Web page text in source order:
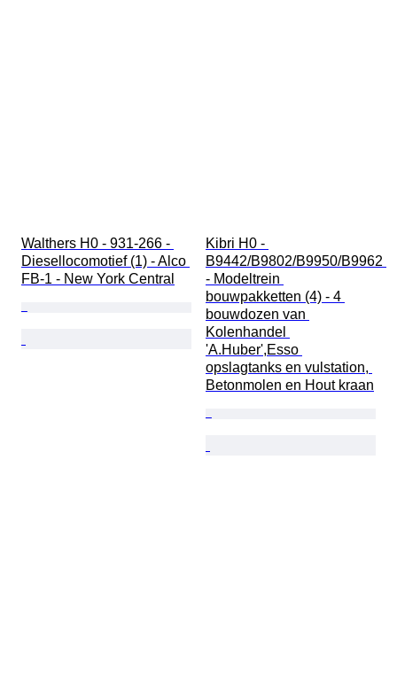
Walthers H0 - 931-266 -
Diesellocomotief (1) - Alco
FB-1 - New York Central
Kibri H0 -
B9442/B9802/B9950/B9962
- Modeltrein
bouwpakketten (4) - 4
bouwdozen van
Kolenhandel
'A.Huber',Esso
opslagtanks en vulstation,
Betonmolen en Hout kraan